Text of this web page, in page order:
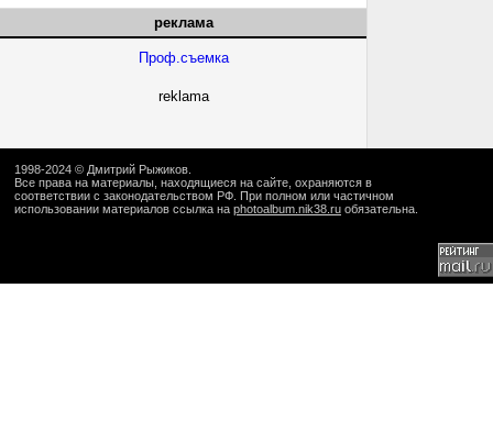
реклама
Проф.съемка
reklama
1998-2024 © Дмитрий Рыжиков
Все права на материалы, находящиеся на сайте, охраняются в
соответствии с законодательством РФ. При полном или частичном
использовании материалов ссылка на photoalbum.nik38.ru обязательна.